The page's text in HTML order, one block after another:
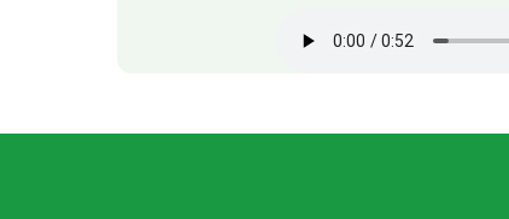
谢谢老师！我非常期待这次时隔七年的中
哈😄我期待接下来的课。下次见～
本想再多听听关于内蒙古的故事，抱歉，